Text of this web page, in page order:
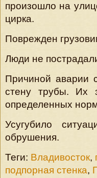
произошло на
цирка.
Поврежден
Люди не
Причиной аварии
стену трубы. Их
определенных
Усугубило
обрушения.
Теги: Владивосток,
подпорная стенка,